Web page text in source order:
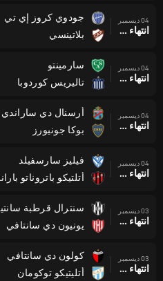
04 ديسمبر
انتهاء وقت المباراة
جودوي كروز إي تي
بلاتينسي
04 ديسمبر
انتهاء وقت المباراة
سارمينتو
تاليريس كوردوبا
04 ديسمبر
انتهاء وقت المباراة
أرسنال دي ساراندي
بوكا جونيورز
04 ديسمبر
انتهاء وقت المباراة
فيليز سارسفيلد
أتلتيكو باتروناتو بارانا
03 ديسمبر
انتهاء وقت المباراة
سنترال قرطبة
يونيون دي سانتافي
03 ديسمبر
انتهاء وقت المباراة
كولون دي سانتافي
أتليتيكو توكومان